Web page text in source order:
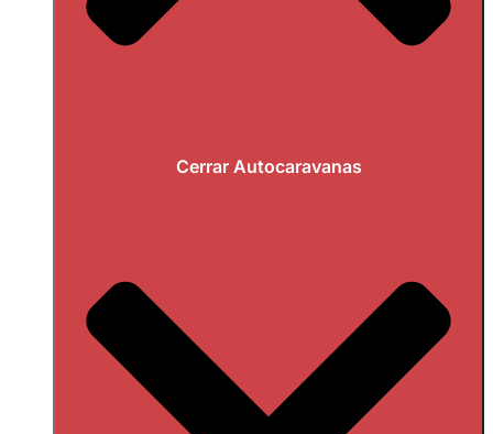
Cerrar Autocaravanas